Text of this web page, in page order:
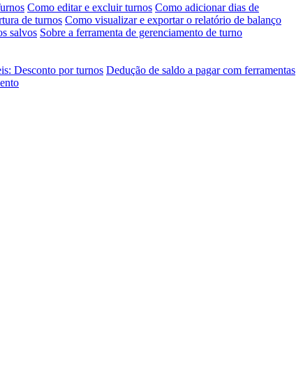
Como editar e excluir turnos Como adicionar dias de
de turnos Como visualizar e exportar o relatório de balanço
salvos Sobre a ferramenta de gerenciamento de turno
Desconto por turnos Dedução de saldo a pagar com ferramentas